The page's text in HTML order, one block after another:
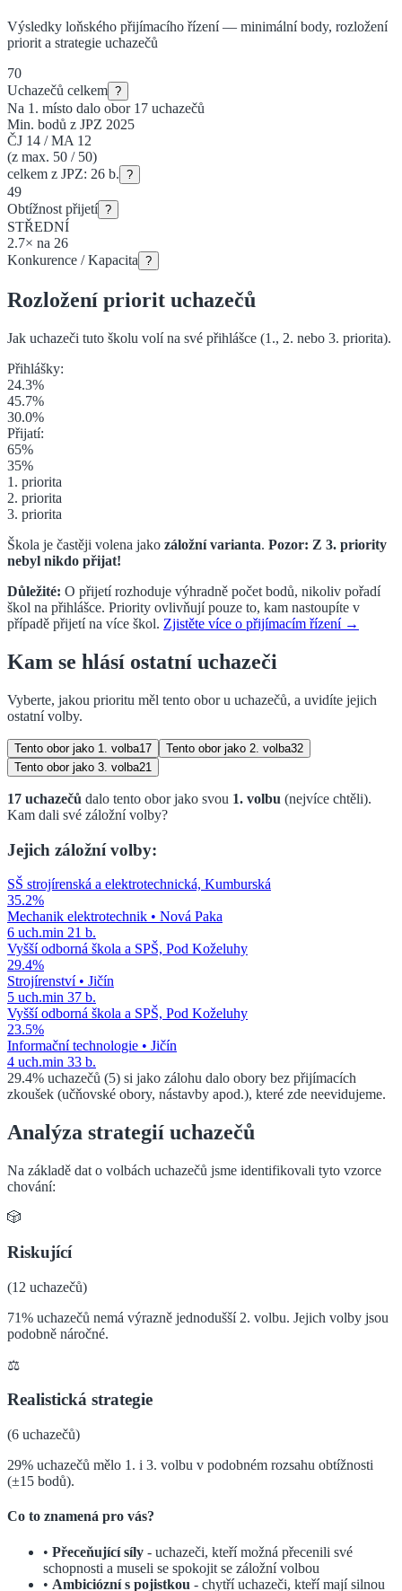
Výsledky loňského přijímacího řízení — minimální body, rozložení
priorit a strategie uchazečů
70
Uchazečů celkem ?
Na 1. místo dalo obor 17 uchazečů
Min. bodů z JPZ 2025
ČJ 14 /MA 12
(z max. 50 / 50)
celkem z JPZ: 26 b. ?
49
Obtížnost přijetí ?
STŘEDNÍ
2.7× na 26
Konkurence / Kapacita ?
Rozložení priorit uchazečů
Jak uchazeči tuto školu volí na své přihlášce (1., 2. nebo 3. priorita).
Přihlášky:
24.3%
45.7%
30.0%
Přijatí:
65%
35%
1. priorita
2. priorita
3. priorita
Škola je častěji volena jako záložní varianta. Pozor: Z 3. priority
nebyl nikdo přijat!
Důležité: O přijetí rozhoduje výhradně počet bodů, nikoliv pořadí
škol na přihlášce. Priority ovlivňují pouze to, kam nastoupíte v
případě přijetí na více škol. Zjistěte více o přijímacím řízení →
Kam se hlásí ostatní uchazeči
Vyberte, jakou prioritu měl tento obor u uchazečů, a uvidíte jejich
ostatní volby.
Tento obor jako 1. volba17 Tento obor jako 2. volba32
Tento obor jako 3. volba21
17 uchazečů dalo tento obor jako svou 1. volbu (nejvíce chtěli).
Kam dali své záložní volby?
Jejich záložní volby:
SŠ strojírenská a elektrotechnická, Kumburská
35.2%
Mechanik elektrotechnik • Nová Paka
6 uch.min 21 b.
Vyšší odborná škola a SPŠ, Pod Koželuhy
29.4%
Strojírenství• Jičín
5 uch.min 37 b.
Vyšší odborná škola a SPŠ, Pod Koželuhy
23.5%
Informační technologie • Jičín
4 uch.min 33 b.
29.4% uchazečů (5) si jako zálohu dalo obory bez přijímacích
zkoušek (učňovské obory, nástavby apod.), které zde neevidujeme.
Analýza strategií uchazečů
Na základě dat o volbách uchazečů jsme identifikovali tyto vzorce
chování:
🎲
Riskující
(12 uchazečů)
71% uchazečů nemá výrazně jednodušší 2. volbu. Jejich volby jsou
podobně náročné.
⚖️
Realistická strategie
(6 uchazečů)
29% uchazečů mělo 1. i 3. volbu v podobném rozsahu obtížnosti
(±15 bodů).
Co to znamená pro vás?
• Přeceňující síly - uchazeči, kteří možná přecenili své
schopnosti a museli se spokojit se záložní volbou
• Ambiciózní s pojistkou - chytří uchazeči, kteří mají silnou